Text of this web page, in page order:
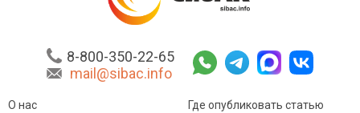
8-800-350-22-65
mail@sibac.info
О нас
Где опубликовать статью